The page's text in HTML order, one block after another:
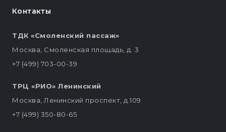
Контакты
ТДК «Смоленский пассаж»
Москва, Смоленская площадь, д. 3
+7 (499) 703-00-39
ТРЦ «РИО» Ленинский
Москва, Ленинский проспект, д.109
+7 (499) 350-80-65